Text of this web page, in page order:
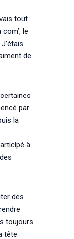
tout
le
de
par
la
à
des
toujours
tête